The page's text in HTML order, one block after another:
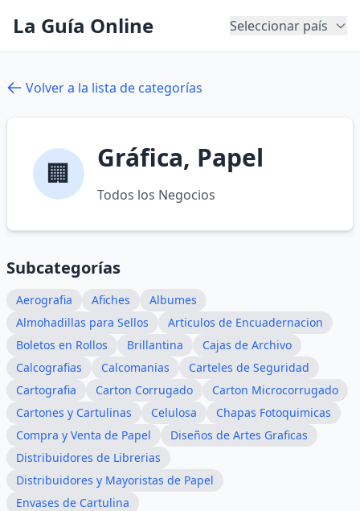
La Guía Online Seleccionar país
Volver a la lista de categorías
🏢 Gráfica, Papel
Todos los Negocios
Subcategorías
Aerografia Afiches
Albumes
Almohadillas para Sellos
Articulos de Encuadernacion
Boletos en Rollos
Brillantina
Cajas de Archivo
Calcografias
Calcomanias
Carteles de Seguridad
Cartografia
Carton Corrugado
Carton Microcorrugado
Cartones y Cartulinas
Celulosa
Chapas Fotoquimicas
Compra y Venta de Papel
Diseños de Artes Graficas
Distribuidores de Librerias
Distribuidores y Mayoristas de Papel
Envases de Cartulina